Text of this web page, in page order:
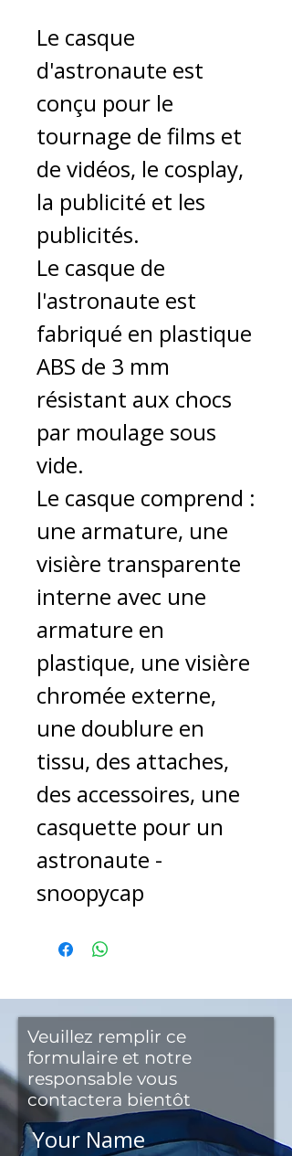
Le casque
d'astronaute est
conçu pour le
tournage de films et
de vidéos, le cosplay,
la publicité et les
publicités.
Le casque de
l'astronaute est
fabriqué en plastique
ABS de 3 mm
résistant aux chocs
par moulage sous
vide.
Le casque comprend :
une armature, une
visière transparente
interne avec une
armature en
plastique, une visière
chromée externe,
une doublure en
tissu, des attaches,
des accessoires, une
casquette pour un
astronaute -
snoopycap
Veuillez remplir ce
formulaire et notre
responsable vous
contactera bientôt
Your Name